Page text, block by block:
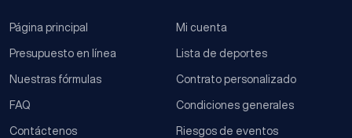
Página principal
Presupuesto en línea
Nuestras fórmulas
FAQ
Contáctenos
Mi cuenta
Lista de deportes
Contrato personalizado
Condiciones generales
Riesgos de eventos